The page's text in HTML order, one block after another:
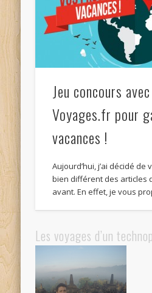
Jeu concours
Voyages.fr pour
vacances !
Aujourd’hui, j’ai décidé
bien différent des articles
avant. En effet, je vous
Les voyages d’un